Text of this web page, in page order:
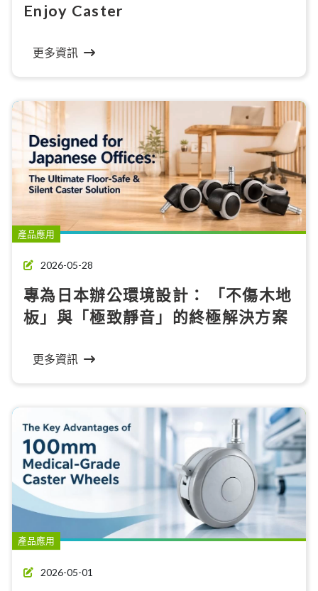
Enjoy Caster
更多資訊
產品應用
2026-05-28
專為日本辦公環境設計： 「不傷木地
板」與「極致靜音」的終極解決方案
更多資訊
產品應用
2026-05-01